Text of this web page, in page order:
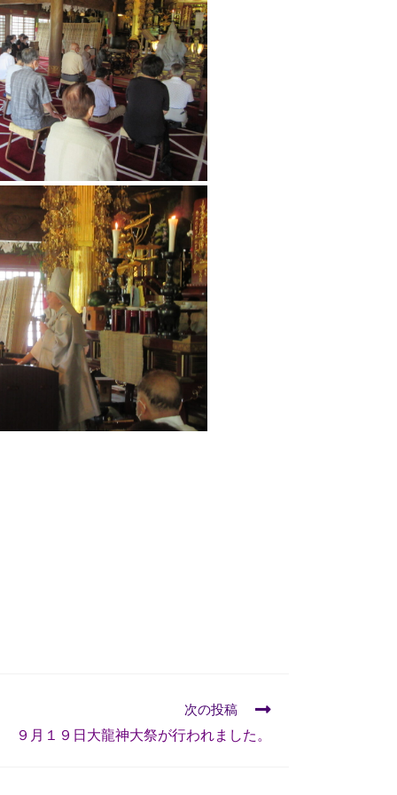
次の投稿
９月１９日大龍神大祭が行われました。